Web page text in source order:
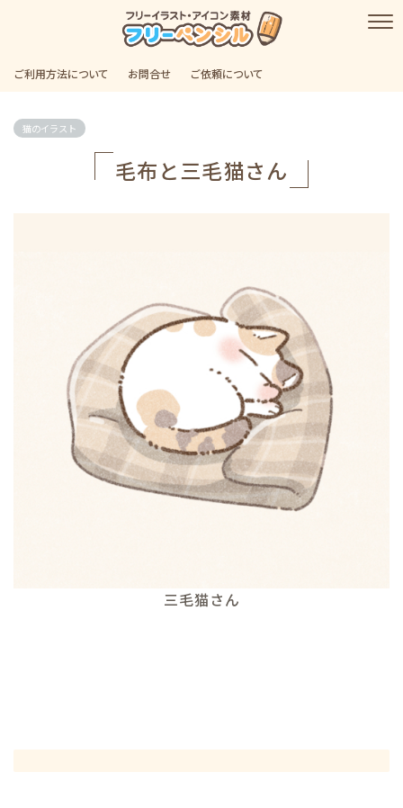
ご利用方法について お問合せ ご依頼について
猫のイラスト
毛布と三毛猫さん
三毛猫さん